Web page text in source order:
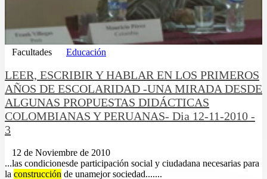
Facultades Educación
LEER, ESCRIBIR Y HABLAR EN LOS PRIMEROS
AÑOS DE ESCOLARIDAD -UNA MIRADA DESDE
ALGUNAS PROPUESTAS DIDÁCTICAS
COLOMBIANAS Y PERUANAS- Dia 12-11-2010 -
3
12 de Noviembre de 2010
...las condicionesde participación social y ciudadana necesarias para
la construcción de unamejor sociedad.......